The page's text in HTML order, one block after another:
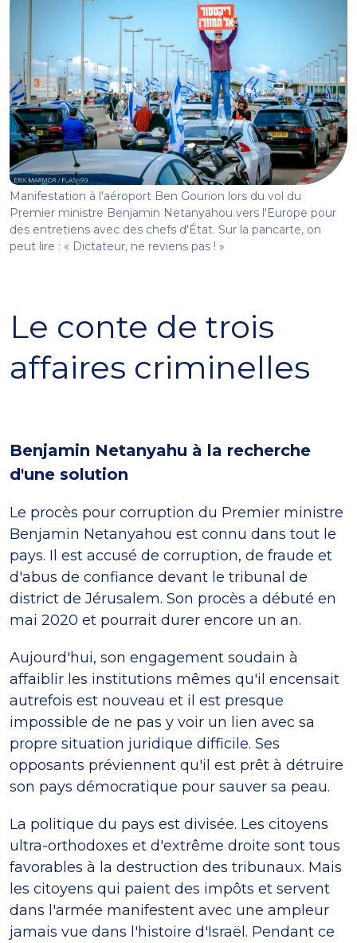
Manifestation à l'aéroport Ben Gourion lors du vol du
Premier ministre Benjamin Netanyahou vers l'Europe pour
des entretiens avec des chefs d'État. Sur la pancarte, on
peut lire : « Dictateur, ne reviens pas ! »
Le conte de trois
affaires criminelles
Benjamin Netanyahu à la recherche
d'une solution
Le procès pour corruption du Premier ministre
Benjamin Netanyahou est connu dans tout le
pays. Il est accusé de corruption, de fraude et
d'abus de confiance devant le tribunal de
district de Jérusalem. Son procès a débuté en
mai 2020 et pourrait durer encore un an.
Aujourd'hui, son engagement soudain à
affaiblir les institutions mêmes qu'il encensait
autrefois est nouveau et il est presque
impossible de ne pas y voir un lien avec sa
propre situation juridique difficile. Ses
opposants préviennent qu'il est prêt à détruire
son pays démocratique pour sauver sa peau.
La politique du pays est divisée. Les citoyens
ultra-orthodoxes et d'extrême droite sont tous
favorables à la destruction des tribunaux. Mais
les citoyens qui paient des impôts et servent
dans l'armée manifestent avec une ampleur
jamais vue dans l'histoire d'Israël. Pendant ce